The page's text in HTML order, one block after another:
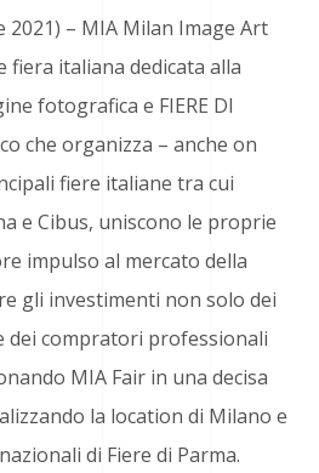
– MIA Milan Image Art
fiera italiana dedicata alla
fotografica e FIERE DI
che organizza – anche on
fiere italiane tra cui
e Cibus, uniscono le proprie
impulso al mercato della
gli investimenti non solo dei
dei compratori professionali
MIA Fair in una decisa
la location di Milano e
di Fiere di Parma.